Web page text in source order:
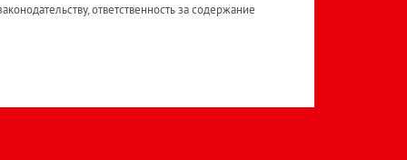
ответственность за содержание